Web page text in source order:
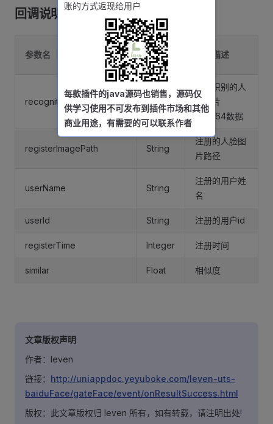
账的方式返现给用户
每款插件的java源码也销售，源码仅
供学习使用不可发布到插件市场和其他
商业用途，有需要的可以联系作者
回调说明
参数名
参数类
型
参数描述
recognitionImageBase64 String
当前识别的人
脸图片
base64数据
registerImagePath String
注册的人脸图
片路径
userName String
注册的用户姓
名
userId String 注册的用户id
registerTime Integer 注册时间
similar Float 相似度
文章版权声明
作者：leven
链接： http://uniappdoc.yeyuboke.com/leven-uts-
baiduFace/gateFace/event/onResultSuccess.html
版权：此文章版权归 leven 所有，如有转载，请注明出处!